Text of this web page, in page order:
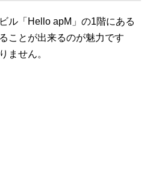
ル「Hello apM」の1階にある
ことが出来るのが魅力です
ません。